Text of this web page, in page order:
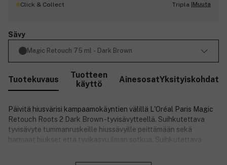
Click & Collect Tripla |Muuta
Sävy
Magic Retouch 75 ml - Dark Brown
Tuotekuvaus
Tuotteen
käyttö
AinesosatYksityiskohdat
Päivitä hiusvärisi kampaamokäyntien välillä L'Oréal Paris Magic
Retouch Roots 2 Dark Brown -tyvisävytteellä. Suihkutettava
tyvisävyte tummanruskeille hiussävyille peittämään sekä
harmaat hiukset että tyvikasvu ilman sotkua. Suihkutettava